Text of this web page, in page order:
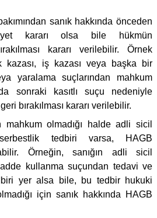
sanık hakkında önceden
kararı olsa bile hükmün
kararı verilebilir. Örnek
kazası, iş kazası veya başka bir
yaralama suçlarından mahkum
sonraki kasıtlı suçu nedeniyle
bırakılması kararı verilebilir.
mahkum olmadığı halde adli sicil
tedbiri varsa, HAGB
Örneğin, sanığın adli sicil
kullanma suçundan tedavi ve
yer alsa bile, bu tedbir hukuki
için sanık hakkında HAGB